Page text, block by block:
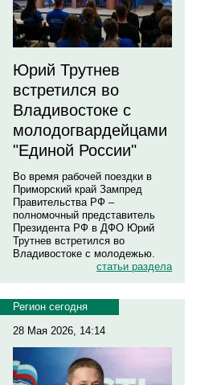
Юрий Трутнев
встретился во
Владивостоке с
молодогвардейцами
"Единой России"
Во время рабочей поездки в
Приморский край Зампред
Правительства РФ –
полномочный представитель
Президента РФ в ДФО Юрий
Трутнев встретился во
Владивостоке с молодежью.
статьи раздела
Регион сегодня
28 Мая 2026, 14:14